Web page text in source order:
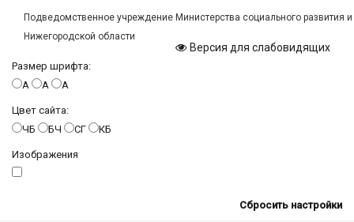
Подведомственное учреждение Министерства социального развития
Нижегородской области
Версия для слабовидящих
Размер шрифта:
A
A A
Цвет сайта:
ЧБ
БЧ СГ КБ
Изображения
Сбросить настройки